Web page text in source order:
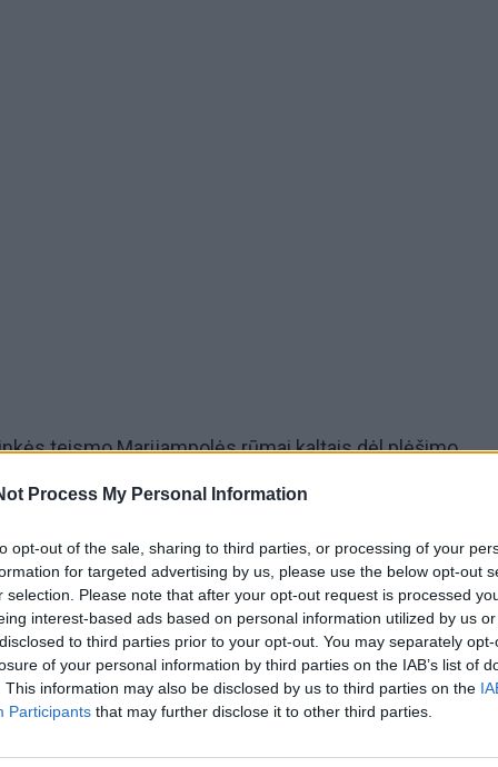
Process My Personal Information
opt-out of the sale, sharing to third parties, or processing of your
for targeted advertising by us, please use the below opt-out
selection. Please note that after your opt-out request is processed
interest-based ads based on personal information utilized by us
to third parties prior to your opt-out. You may separately
of your personal information by third parties on the IAB’s list of
This information may also be disclosed by us to third parties on the
Participants that may further disclose it to other third parties.
teismo Marijampolės rūmai kaltais dėl plėšimo,
apie privatų asmens gyvenimą rinkimo ir valstybės
birželio dieną pripažino penkis vyrus, veikusius
atsakė ir dėl disponavimo šaunamaisiais ginklais bei